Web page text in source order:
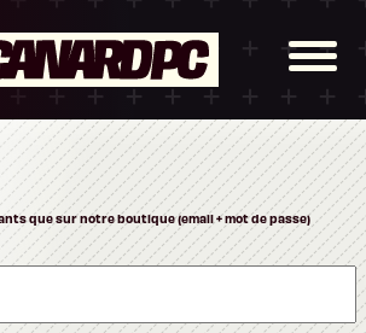
que sur notre boutique (email + mot de passe)